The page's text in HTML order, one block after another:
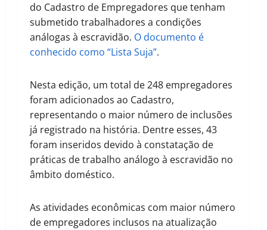
do Cadastro de Empregadores que tenham
submetido trabalhadores a condições
análogas à escravidão. O documento é
conhecido como “Lista Suja”.
Nesta edição, um total de 248 empregadores
foram adicionados ao Cadastro,
representando o maior número de inclusões
já registrado na história. Dentre esses, 43
foram inseridos devido à constatação de
práticas de trabalho análogo à escravidão no
âmbito doméstico.
As atividades econômicas com maior número
de empregadores inclusos na atualização